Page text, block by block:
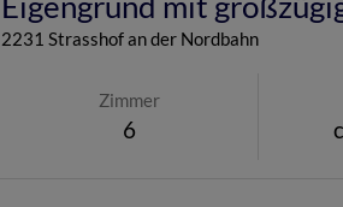
2231 Strasshof an der Nordbahn
Zimmer
6